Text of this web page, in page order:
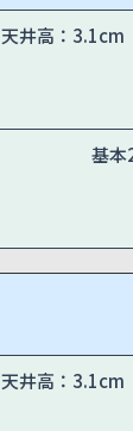
天井高：3.1cm
基
天井高：3.1cm